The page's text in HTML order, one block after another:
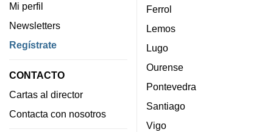
Mi perfil
Newsletters
Regístrate
CONTACTO
Cartas al director
Contacta con nosotros
Ferrol
Lemos
Lugo
Ourense
Pontevedra
Santiago
Vigo